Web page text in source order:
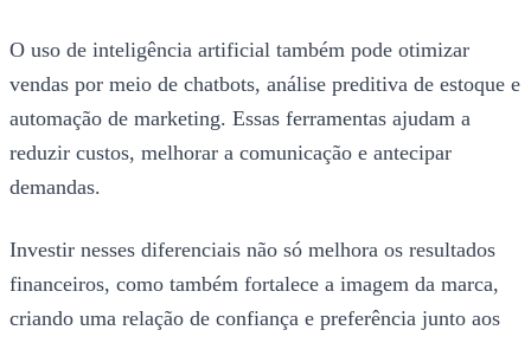
O uso de inteligência artificial também pode otimizar
vendas por meio de chatbots, análise preditiva de estoque e
automação de marketing. Essas ferramentas ajudam a
reduzir custos, melhorar a comunicação e antecipar
demandas.
Investir nesses diferenciais não só melhora os resultados
financeiros, como também fortalece a imagem da marca,
criando uma relação de confiança e preferência junto aos